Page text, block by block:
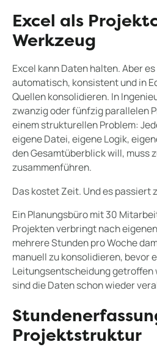
Excel als
Werkzeug
Excel kann Daten halten. Aber
automatisch, konsistent und in
Quellen konsolidieren. In
zwanzig oder fünfzig parallelen
einem strukturellen Problem:
eigene Datei, eigene Logik,
den Gesamtüberblick will, muss
zusammenführen.
Das kostet Zeit. Und es passiert
Ein Planungsbüro mit 30
Projekten verbringt nach
mehrere Stunden pro Woche
manuell zu konsolidieren, bevor
Leitungsentscheidung getroffen
sind die Daten schon wieder
Projektstruktur